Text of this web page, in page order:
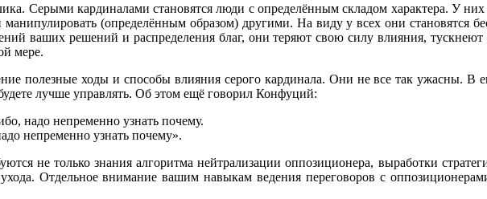
Серыми кардиналами становятся люди с определённым складом характера. У
(определённым образом) другими. На виду у всех они становятся
ваших решений и распределения благ, они теряют свою силу влияния,
мере.
полезные ходы и способы влияния серого кардинала. Они не все так ужасны. В
лучше управлять. Об этом ещё говорил Конфуций:
надо непременно узнать почему.
непременно узнать почему».
не только знания алгоритма нейтрализации оппозиционера, выработки
Отдельное внимание вашим навыкам ведения переговоров с